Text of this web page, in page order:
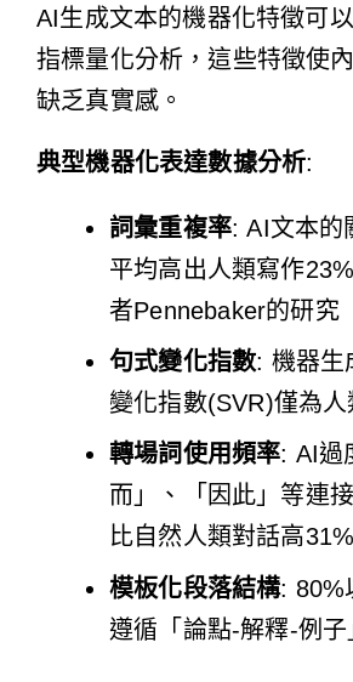
AI生成文本的機器化特徵可
指標量化分析，這些特徵使
缺乏真實感。
典型機器化表達數據分析:
詞彙重複率: AI文本的
平均高出人類寫作
者Pennebaker的研究
句式變化指數: 機器生
變化指數(SVR)僅為
轉場詞使用頻率: AI過
而」、「因此」等連
比自然人類對話高31%
模板化段落結構: 80%
遵循「論點-解釋-例